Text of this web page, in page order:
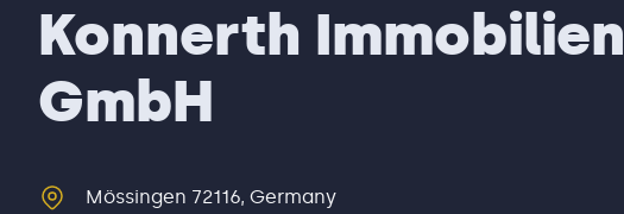
Konnerth Immobilien
GmbH
Mössingen 72116, Germany